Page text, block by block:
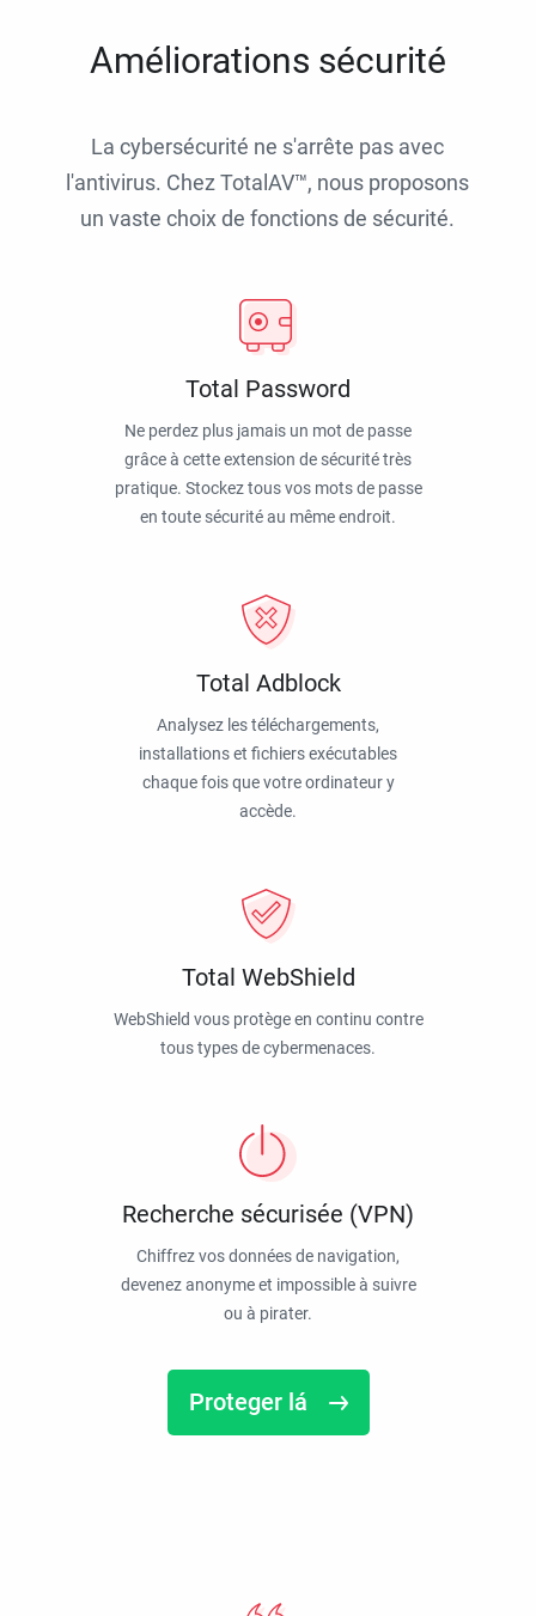
Améliorations sécurité
La cybersécurité ne s'arrête pas avec
l'antivirus. Chez TotalAV™, nous proposons
un vaste choix de fonctions de sécurité.
Total Password
Ne perdez plus jamais un mot de passe
grâce à cette extension de sécurité très
pratique. Stockez tous vos mots de passe
en toute sécurité au même endroit.
Total Adblock
Analysez les téléchargements,
installations et fichiers exécutables
chaque fois que votre ordinateur y
accède.
Total WebShield
WebShield vous protège en continu contre
tous types de cybermenaces.
Recherche sécurisée (VPN)
Chiffrez vos données de navigation,
devenez anonyme et impossible à suivre
ou à pirater.
Proteger lá